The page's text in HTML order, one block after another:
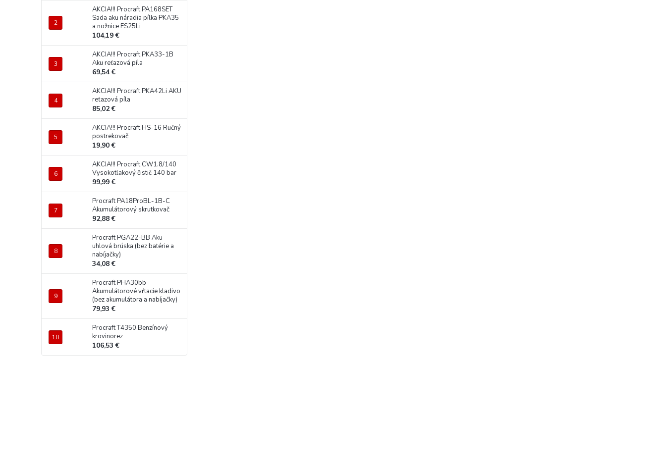
AKCIA!!! Procraft PA168SET
Sada aku náradia pílka PKA35
a nožnice ES25Li
104,19 €
AKCIA!!! Procraft PKA33-1B
Aku reťazová píla
69,54 €
AKCIA!!! Procraft PKA42Li AKU
reťazová píla
85,02 €
AKCIA!!! Procraft HS-16 Ručný
postrekovač
19,90 €
AKCIA!!! Procraft CW1.8/140
Vysokotlakový čistič 140 bar
99,99 €
Procraft PA18ProBL-1B-C
Akumulátorový skrutkovač
92,88 €
Procraft PGA22-BB Aku
uhlová brúska (bez batérie a
nabíjačky)
34,08 €
Procraft PHA30bb
Akumulátorové vŕtacie kladivo
(bez akumulátora a nabíjačky)
79,93 €
Procraft T4350 Benzínový
krovinorez
106,53 €